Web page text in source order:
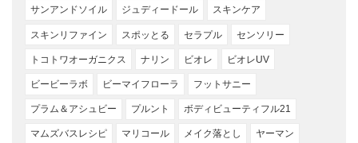
サンアンドソイル ジュディードール スキンケア
スキンリファイン スポッとる セラプル センソリー
トコトワオーガニクス ナリン ビオレ ビオレUV
ビービーラボ ビーマイフローラ フットサニー
プラム＆アシュビー プルント ボディビューティフル21
マムズバスレシピ マリコール メイク落とし ヤーマン